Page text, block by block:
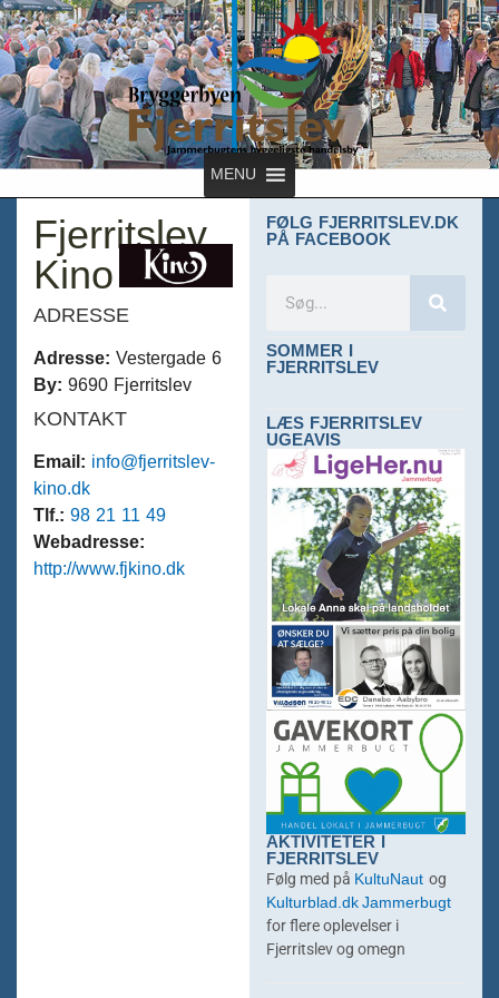
MENU
Fjerritslev
Kino
ADRESSE
Adresse:Vestergade 6
By:9690 Fjerritslev
KONTAKT
Email: info@fjerritslev-
kino.dk
Tlf.:98 21 11 49
Webadresse:
http://www.fjkino.dk
FØLG FJERRITSLEV.DK
PÅ FACEBOOK
SOMMER I
FJERRITSLEV
LÆS FJERRITSLEV
UGEAVIS
AKTIVITETER I
FJERRITSLEV
Følg med på KultuNaut og
Kulturblad.dkJammerbugt
for flere oplevelser i
Fjerritslev og omegn